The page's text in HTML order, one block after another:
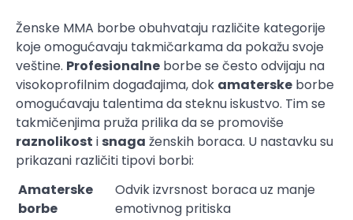
Ženske MMA borbe obuhvataju različite kategorije
koje omogućavaju takmičarkama da pokažu svoje
veštine. Profesionalne borbe se često odvijaju na
visokoprofilnim događajima, dok amaterske borbe
omogućavaju talentima da steknu iskustvo. Tim se
takmičenjima pruža prilika da se promoviše
raznolikost i snaga ženskih boraca. U nastavku su
prikazani različiti tipovi borbi:
Amaterske
borbe
Odvik izvrsnost boraca uz manje
emotivnog pritiska